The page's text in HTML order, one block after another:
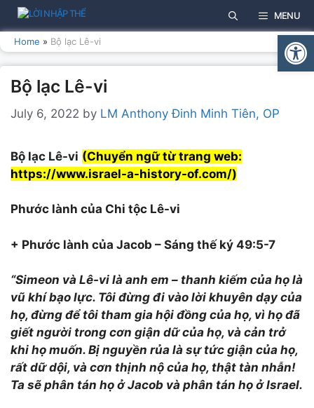
Skip
to
content
MENU
Home » Bộ lạc Lê-vi
Bộ lạc Lê-vi
July 6, 2022 by LM Anthony Đinh Minh Tiên, OP
Bộ lạc Lê-vi (Chuyển ngữ từ trang web:
https://www.israel-a-history-of.com/)
Phước lành của Chi tộc Lê-vi
+ Phước lành của Jacob – Sáng thế ký 49:5-7
“Simeon và Lê-vi là anh em – thanh kiếm của họ là
vũ khí bạo lực. Tôi đừng đi vào lời khuyên dạy của
họ, đừng để tôi tham gia hội đồng của họ, vì họ đã
giết người trong cơn giận dữ của họ, và cản trở
khi họ muốn. Bị nguyền rủa là sự tức giận của họ,
rất dữ dội, và cơn thịnh nộ của họ, thật tàn nhẫn!
Ta sẽ phân tán họ ở Jacob và phân tán họ ở Israel.